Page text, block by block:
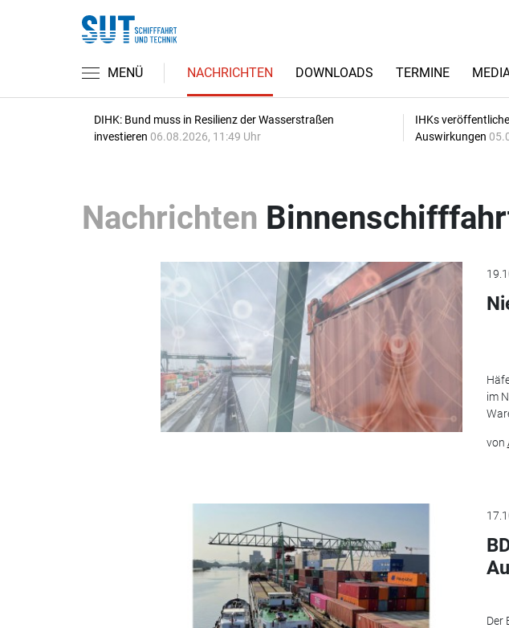
MENÜ NACHRICHTEN DOWNLOADS TERMINE
DIHK: Bund muss in Resilienz der Wasserstraßen
investieren 06.08.2026, 11:49 Uhr
IHKs
Auswirkungen
Nachrichten
im
von
Der